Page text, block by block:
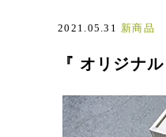
2021.05.31 新商品
『 オリジナ